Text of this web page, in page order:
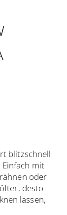
blitzschnell
mit
oder
desto
lassen,